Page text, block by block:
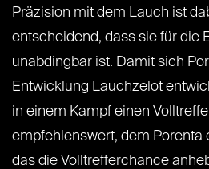
Präzision mit dem Lauch ist
entscheidend, dass sie für die
unabdingbar ist. Damit sich
Entwicklung Lauchzelot
in einem Kampf einen
empfehlenswert, dem Porenta
das die Volltrefferchance